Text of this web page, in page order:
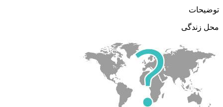
توضیحات
محل زندگی